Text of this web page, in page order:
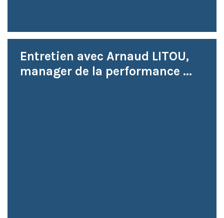
Entretien avec Arnaud LITOU,
manager de la performance ...